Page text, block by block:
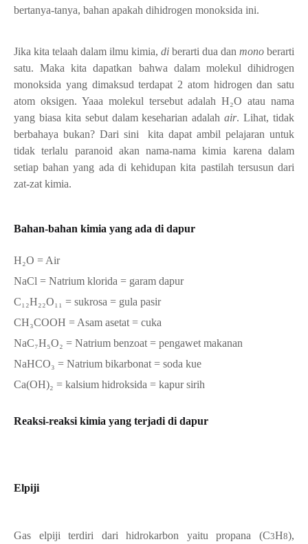
bertanya-tanya, bahan apakah dihidrogen monoksida ini.
Jika kita telaah dalam ilmu kimia, di berarti dua dan mono berarti
satu. Maka kita dapatkan bahwa dalam molekul dihidrogen
monoksida yang dimaksud terdapat 2 atom hidrogen dan satu
atom oksigen. Yaaa molekul tersebut adalah H₂O atau nama
yang biasa kita sebut dalam keseharian adalah air. Lihat, tidak
berbahaya bukan? Dari sini kita dapat ambil pelajaran untuk
tidak terlalu paranoid akan nama-nama kimia karena dalam
setiap bahan yang ada di kehidupan kita pastilah tersusun dari
zat-zat kimia.
Bahan-bahan kimia yang ada di dapur
H₂O = Air
NaCl = Natrium klorida = garam dapur
C₁₂H₂₂O₁₁ = sukrosa = gula pasir
CH₃COOH = Asam asetat = cuka
NaC₇H₅O₂ = Natrium benzoat = pengawet makanan
NaHCO₃ = Natrium bikarbonat = soda kue
Ca(OH)₂ = kalsium hidroksida = kapur sirih
Reaksi-reaksi kimia yang terjadi di dapur
Elpiji
Gas elpiji terdiri dari hidrokarbon yaitu propana (C3H8),